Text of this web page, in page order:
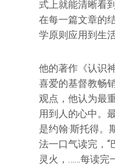
式上就能清晰看
在每一篇文章的
学原则应用到生活
他的著作《认识
喜爱的基督教畅
观点，他认为最
用到人的心中。
是约翰·斯托得。
法一口气读完，“
灵火，……每读完